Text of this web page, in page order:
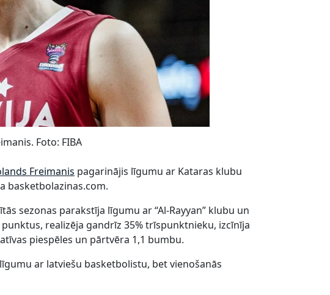
Foto: FIBA
Freimanis pagarinājis līgumu ar Kataras klubu
basketbolazinas.com.
sezonas parakstīja līgumu ar “Al-Rayyan” klubu un
realizēja gandrīz 35% trīspunktnieku, izcīnīja
piespēles un pārtvēra 1,1 bumbu.
ar latviešu basketbolistu, bet vienošanās